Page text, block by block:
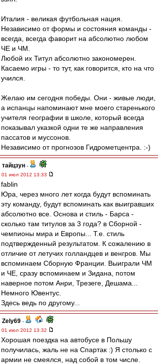
Италия - великая футбольная нация.
Независимо от формы и состояния команды -
всегда, всегда фаворит на абсолютно любом
ЧЕ и ЧМ.
Любой их Титул абсолютно закономерен.
Касаемо игры - то тут, как говорится, кто на что
учился.
Желаю им сегодня победы. Они - живые люди,
а испанцы напоминают мне моего старенького
учителя географии в школе, который всегда
показывал указкой одни те же направления
пассатов и муссонов.
Независимо от прогнозов Гидрометцентра. :-)
тайцзун -
01 июл 2012 13:33
fablin
Юра, через много лет когда будут вспоминать
эту команду, будут вспоминать как выигравших
абсолютно все. Основа и стиль - Барса -
сколько там титулов за 3 года? в Сборной -
чемпионы мира и Европы... Т.е. стиль
подтвержденный результатом. К сожалению в
отличие от летучих голландцев и венгров. Мы
вспоминаем Сборную Франции. Выиграли ЧМ
и ЧЕ, сразу вспоминаем и Зидана, потом
наверное потом Анри, Трезеге, Дешама...
Немного Ювентус.
Здесь ведь по другому...
Zely69 -
01 июл 2012 13:32
Хорошая поездка на автобусе в Польшу
получилась, жаль не на Спартак :) Я столько с
армии не смеялся, над собой в том числе.